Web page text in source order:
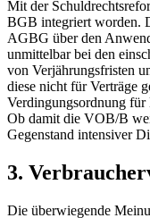
Mit der
BGB integriert worden.
AGBG über den
unmittelbar bei den
von Verjährungsfristen
diese nicht für Verträge
Verdingungsordnung für
Ob damit die VOB/B
Gegenstand intensiver
3.
Die überwiegende